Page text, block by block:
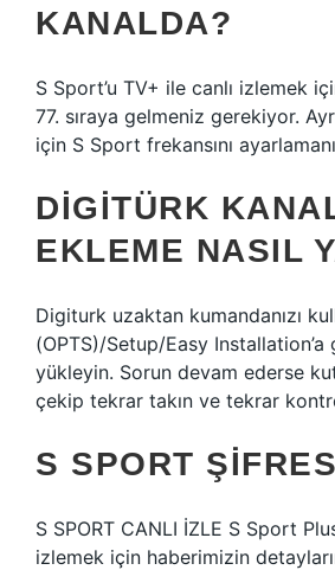
KANALDA?
S Sport’u TV+ ile canlı izlemek
77. sıraya gelmeniz gerekiyor.
için S Sport frekansını
DIGITÜRK
EKLEME NASIL
Digiturk uzaktan kumandanızı
(OPTS)/Setup/Easy Installation’a
yükleyin. Sorun devam ederse
çekip tekrar takın ve tekrar
S SPORT
S SPORT CANLI İZLE S Sport Plus
izlemek için haberimizin